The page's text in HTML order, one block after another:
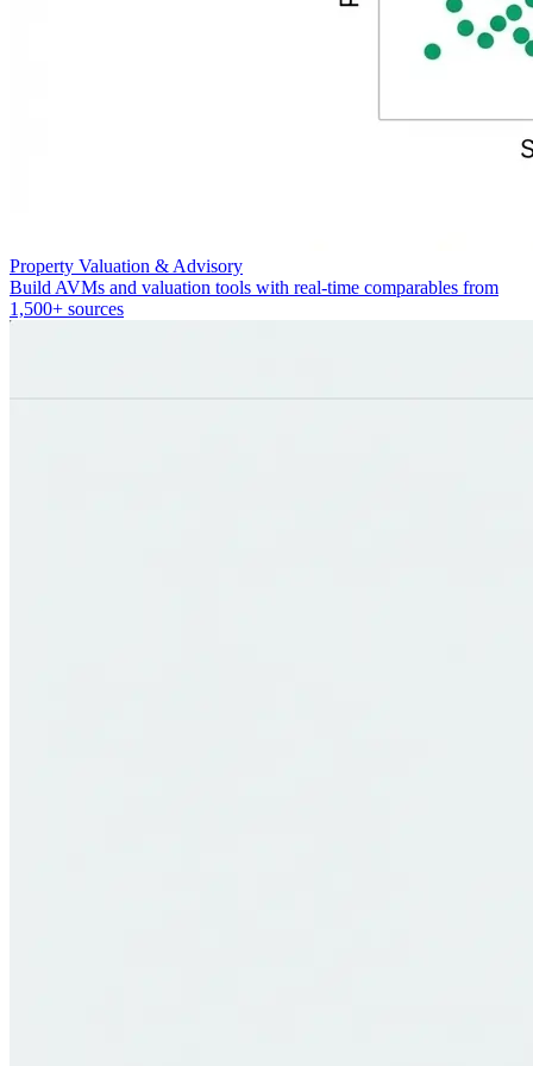
Property Valuation & Advisory
Build AVMs and valuation tools with real-time comparables from
1,500+ sources